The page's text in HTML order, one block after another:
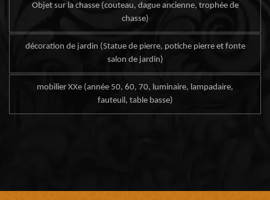
Objet sur la chasse (couteau, dague ancienne, trophée de
chasse)
décoration de jardin (Statue de pierre, potiche pierre et fonte
salon de jardin)
mobilier XXe (année 50, 60, 70, luminaire, lampadaire,
fauteuil, table basse)